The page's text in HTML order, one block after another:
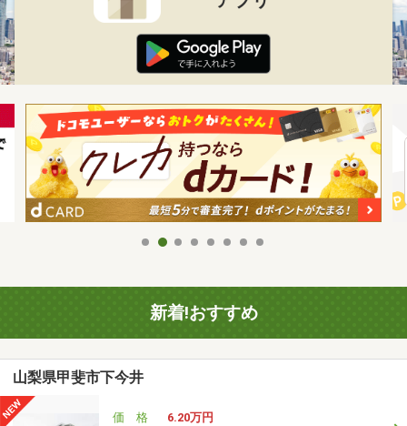
新着!おすすめ
山梨県甲斐市下今井
価 格
6.20万円